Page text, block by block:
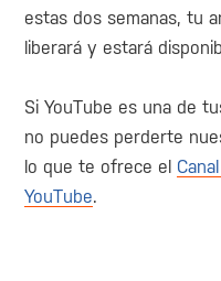
estas dos semanas, tu
liberará y estará
Si YouTube es una de
no puedes perderte
lo que te ofrece el
YouTube.